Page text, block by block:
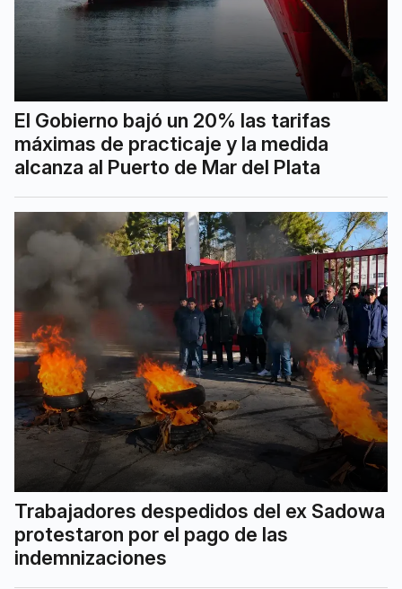
El Gobierno bajó un 20% las tarifas
máximas de practicaje y la medida
alcanza al Puerto de Mar del Plata
Trabajadores despedidos del ex Sadowa
protestaron por el pago de las
indemnizaciones